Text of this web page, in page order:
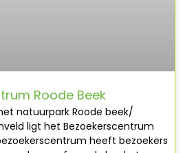
Roode Beek
natuurpark Roode beek/
ligt het Bezoekerscentrum
heeft bezoekers